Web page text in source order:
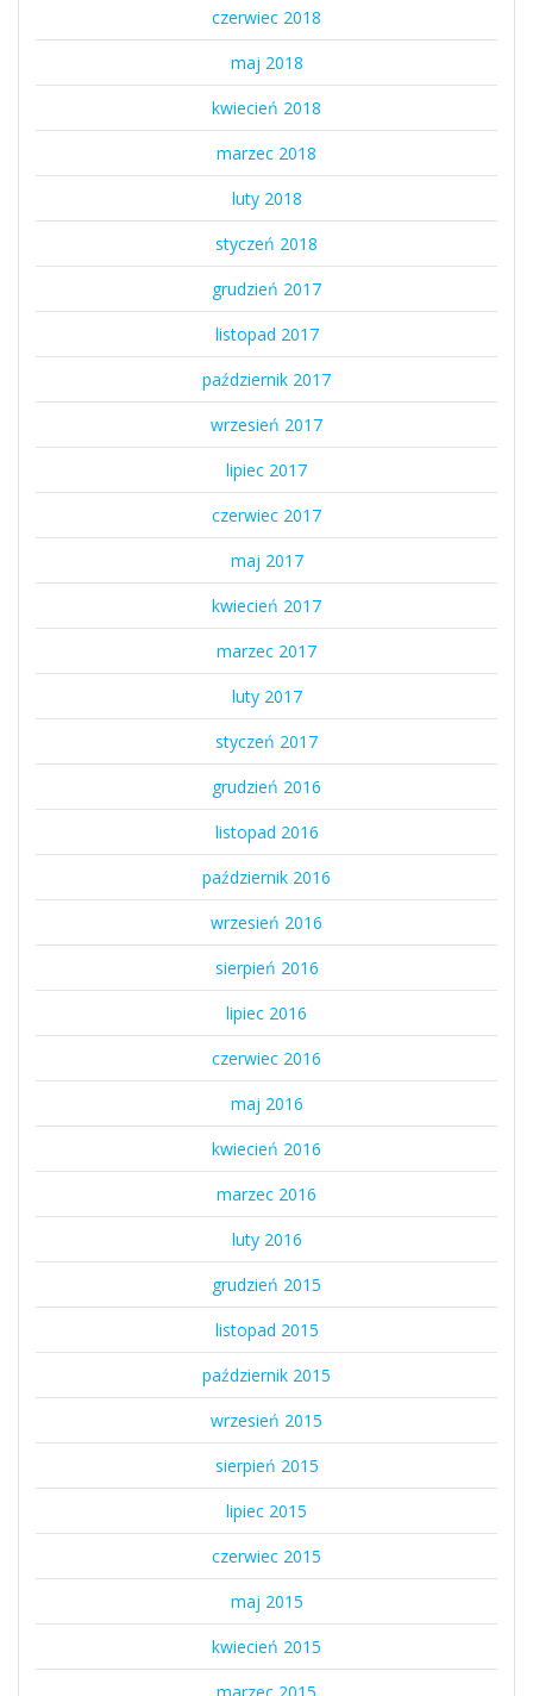
czerwiec 2018
maj 2018
kwiecień 2018
marzec 2018
luty 2018
styczeń 2018
grudzień 2017
listopad 2017
październik 2017
wrzesień 2017
lipiec 2017
czerwiec 2017
maj 2017
kwiecień 2017
marzec 2017
luty 2017
styczeń 2017
grudzień 2016
listopad 2016
październik 2016
wrzesień 2016
sierpień 2016
lipiec 2016
czerwiec 2016
maj 2016
kwiecień 2016
marzec 2016
luty 2016
grudzień 2015
listopad 2015
październik 2015
wrzesień 2015
sierpień 2015
lipiec 2015
czerwiec 2015
maj 2015
kwiecień 2015